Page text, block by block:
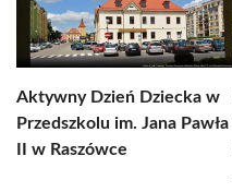
Aktywny Dzień Dziecka w
Przedszkolu im. Jana Pawła
II w Raszówce